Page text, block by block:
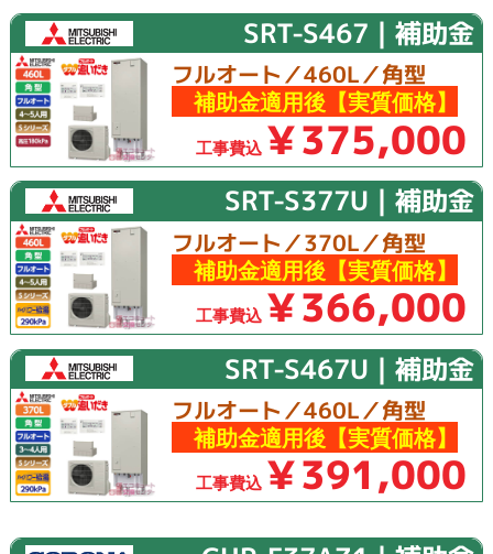
SRT-S467｜補助金
フルオート／460L／角型
補助金適用後【実質価格】
工事費込 ￥375,000
SRT-S377U｜補助金
フルオート／370L／角型
補助金適用後【実質価格】
工事費込 ￥366,000
SRT-S467U｜補助金
フルオート／460L／角型
補助金適用後【実質価格】
工事費込 ￥391,000